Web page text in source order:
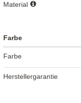
Material
Farbe
Farbe
Herstellergarantie